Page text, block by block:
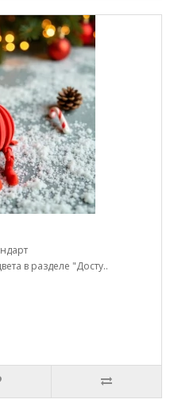
в разделе "Досту..